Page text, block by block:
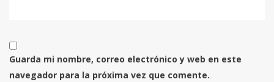
Guarda mi nombre, correo electrónico y web en este
navegador para la próxima vez que comente.